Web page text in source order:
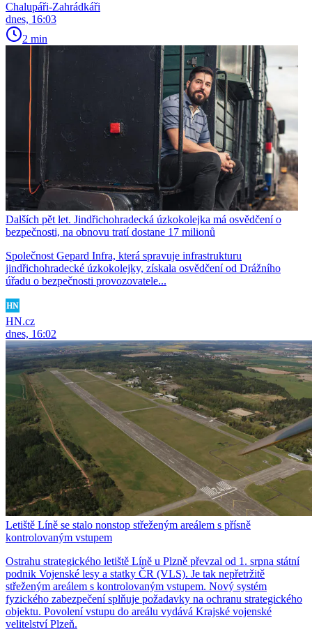
Chalupáři-Zahrádkáři
dnes, 16:03
2 min
Dalších pět let. Jindřichohradecká úzkokolejka má osvědčení o
bezpečnosti, na obnovu tratí dostane 17 milionů
Společnost Gepard Infra, která spravuje infrastrukturu
jindřichohradecké úzkokolejky, získala osvědčení od Drážního
úřadu o bezpečnosti provozovatele...
HN.cz
dnes, 16:02
Letiště Líně se stalo nonstop střeženým areálem s přísně
kontrolovaným vstupem
Ostrahu strategického letiště Líně u Plzně převzal od 1. srpna státní
podnik Vojenské lesy a statky ČR (VLS). Je tak nepřetržitě
střeženým areálem s kontrolovaným vstupem. Nový systém
fyzického zabezpečení splňuje požadavky na ochranu strategického
objektu. Povolení vstupu do areálu vydává Krajské vojenské
velitelství Plzeň.